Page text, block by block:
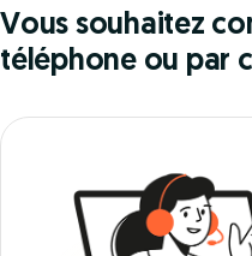
Vous souhaitez
téléphone ou par